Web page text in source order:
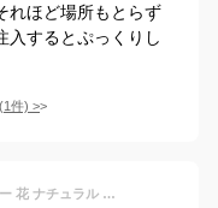
れほど場所もとらず
入するとぷっくりし
(1件) >
誕生日 バルーン 飾り 飾り付け フラワー 花 ナチュラル 風船 女の子 男の子 ハーフバースデー 100日祝い 記念日 赤ちゃん 100日 フォトブース かわいい フラワーバルーン デイジー デイジービッグバルーン regalo